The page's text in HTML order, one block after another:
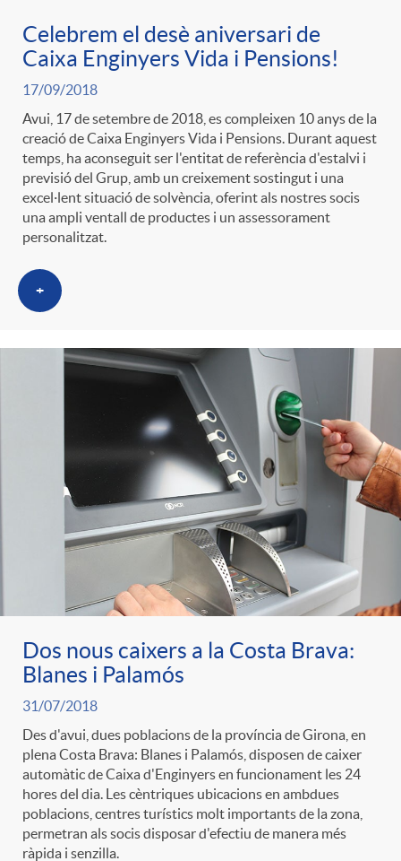
e
r
a
S
a
l
r
e
n
s
i
ó
p
e
r
c
r
i
e
s
n
t
e
n
i
d
a
F
i
l
b
l
i
c
a
d
c
o
n
t
i
Celebrem el desè aniversari de
Caixa Enginyers Vida i Pensions!
17/09/2018
Avui, 17 de setembre de 2018, es compleixen 10 anys de la
creació de Caixa Enginyers Vida i Pensions. Durant aquest
temps, ha aconseguit ser l'entitat de referència d'estalvi i
previsió del Grup, amb un creixement sostingut i una
excel·lent situació de solvència, oferint als nostres socis
una ampli ventall de productes i un assessorament
personalitzat.
+
Dos nous caixers a la Costa Brava:
Blanes i Palamós
31/07/2018
Des d'avui, dues poblacions de la província de Girona, en
plena Costa Brava: Blanes i Palamós, disposen de caixer
automàtic de Caixa d'Enginyers en funcionament les 24
hores del dia. Les cèntriques ubicacions en ambdues
poblacions, centres turístics molt importants de la zona,
permetran als socis disposar d'efectiu de manera més
ràpida i senzilla.